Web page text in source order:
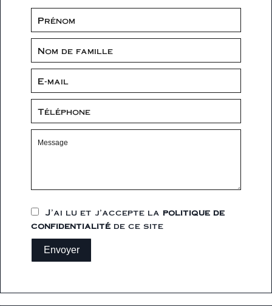
J’ai lu et j'accepte la politique de
confidentialité de ce site
Envoyer